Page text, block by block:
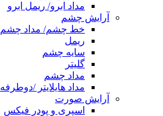
مداد ابرو/ ریمل ابرو
آرایش چشم
خط چشم/ مداد چشم
ریمل
سایه چشم
گلیتر
مداد چشم
مداد هایلایتر /دوطرفه
آرایش صورت
اسپری و پودر فیکس